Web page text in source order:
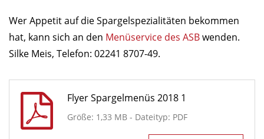
Wer Appetit auf die Spargelspezialitäten bekommen
hat, kann sich an den Menüservice des ASBwenden.
Silke Meis, Telefon: 02241 8707-49.
Flyer Spargelmenüs 2018 1
Größe: 1,33 MB - Dateityp: PDF